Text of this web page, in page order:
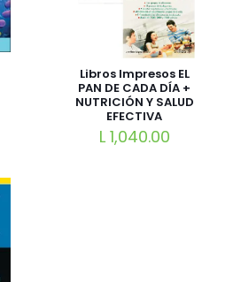
Libros Impresos EL
PAN DE CADA DÍA +
NUTRICIÓN Y SALUD
EFECTIVA
L 1,040.00